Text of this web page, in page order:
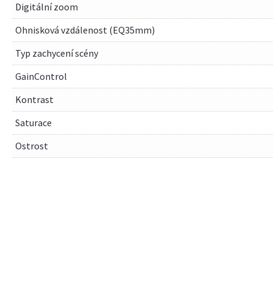
Digitální zoom
Ohnisková vzdálenost (EQ35mm)
Typ zachycení scény
GainControl
Kontrast
Saturace
Ostrost